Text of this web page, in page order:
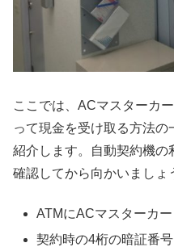
ここでは、ACマスターカ
って現金を受け取る方法
紹介します。自動契約機の
確認してから向かいましょ
ATMにACマスターカー
契約時の4桁の暗証番